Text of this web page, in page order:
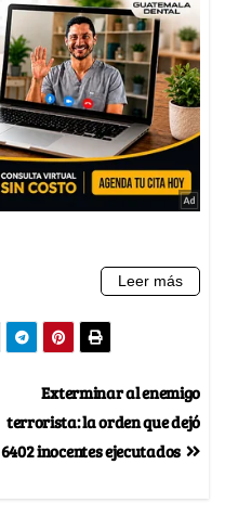
Exterminar al enemigo
terrorista: la orden que dejó
6402 inocentes ejecutados